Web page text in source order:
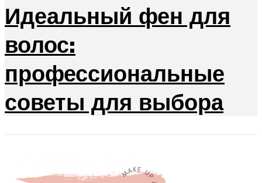
Идеальный фен для
волос:
профессиональные
советы для выбора